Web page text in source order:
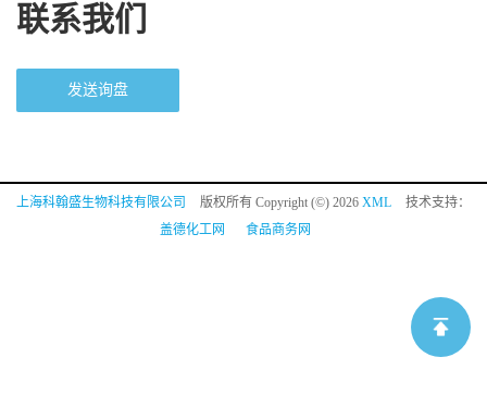
联系我们
发送询盘
上海科翰盛生物科技有限公司 版权所有 Copyright (©) 2026 XML
技术支持：
盖德化工网
食品商务网